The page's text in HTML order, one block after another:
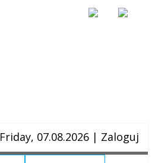
Friday, 07.08.2026 | Zaloguj